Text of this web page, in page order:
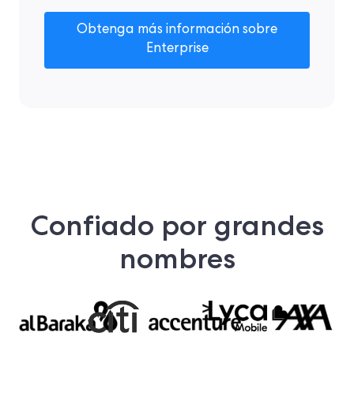
Obtenga más información sobre
Enterprise
Confiado por grandes
nombres